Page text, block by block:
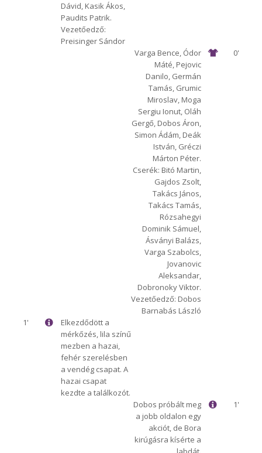
Dávid, Kasik Ákos,
Paudits Patrik.
Vezetőedző:
Preisinger Sándor
0'
Varga Bence, Ódor
Máté, Pejovic
Danilo, Germán
Tamás, Grumic
Miroslav, Moga
Sergiu Ionut, Oláh
Gergő, Dobos Áron,
Simon Ádám, Deák
István, Gréczi
Márton Péter.
Cserék: Bitó Martin,
Gajdos Zsolt,
Takács János,
Takács Tamás,
Rózsahegyi
Dominik Sámuel,
Ásványi Balázs,
Varga Szabolcs,
Jovanovic
Aleksandar,
Dobronoky Viktor.
Vezetőedző: Dobos
Barnabás László
1'
Elkezdődött a
mérkőzés, lila színű
mezben a hazai,
fehér szerelésben
a vendég csapat. A
hazai csapat
kezdte a találkozót.
1'
Dobos próbált meg
a jobb oldalon egy
akciót, de Bora
kirúgásra kísérte a